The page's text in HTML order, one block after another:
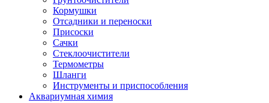
Кормушки
Отсадники и переноски
Присоски
Сачки
Стеклоочистители
Термометры
Шланги
Инструменты и приспособления
Аквариумная химия